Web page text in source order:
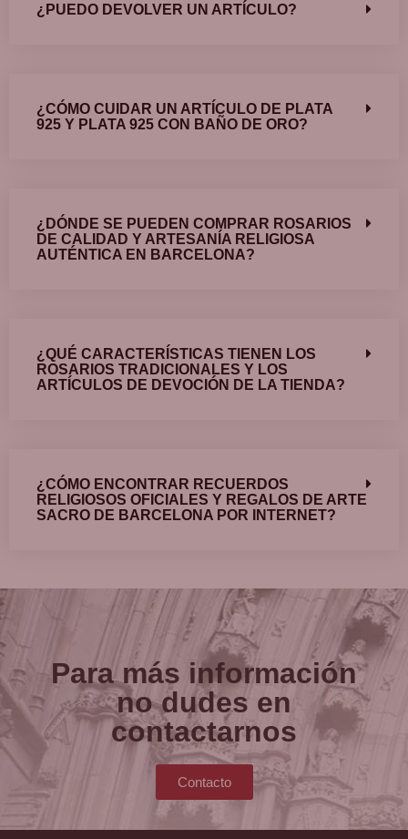
¿PUEDO DEVOLVER UN ARTÍCULO?
¿CÓMO CUIDAR UN ARTÍCULO DE PLATA
925 Y PLATA 925 CON BAÑO DE ORO?
¿DÓNDE SE PUEDEN COMPRAR ROSARIOS
DE CALIDAD Y ARTESANÍA RELIGIOSA
AUTÉNTICA EN BARCELONA?
¿QUÉ CARACTERÍSTICAS TIENEN LOS
ROSARIOS TRADICIONALES Y LOS
ARTÍCULOS DE DEVOCIÓN DE LA TIENDA?
¿CÓMO ENCONTRAR RECUERDOS
RELIGIOSOS OFICIALES Y REGALOS DE ARTE
SACRO DE BARCELONA POR INTERNET?
Para más información
no dudes en
contactarnos
Contacto